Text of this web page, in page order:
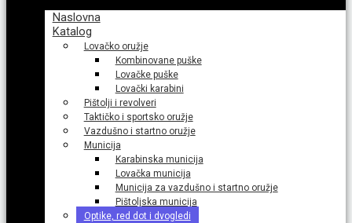
Naslovna
Katalog
Lovačko oružje
Kombinovane puške
Lovačke puške
Lovački karabini
Pištolji i revolveri
Taktičko i sportsko oružje
Vazdušno i startno oružje
Municija
Karabinska municija
Lovačka municija
Municija za vazdušno i startno oružje
Pištoljska municija
Optike, red dot i dvogledi